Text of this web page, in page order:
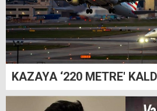
KAZAYA ‘220 METRE'